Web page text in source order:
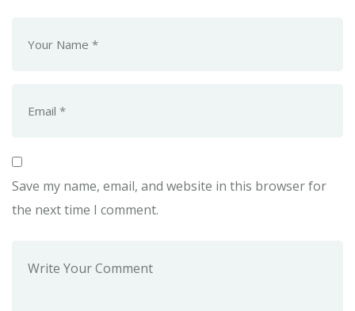
Save my name, email, and website in this browser for
the next time I comment.